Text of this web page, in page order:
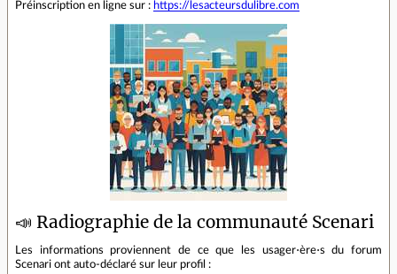
Préinscription en ligne sur : https://lesacteursdulibre.com
📣 Radiographie de la communauté Scenari
Les informations proviennent de ce que les usager⋅ère⋅s du forum
Scenari ont auto-déclaré sur leur profil :